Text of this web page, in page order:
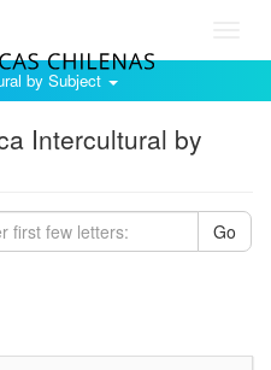
by Subject
Intercultural by
Go